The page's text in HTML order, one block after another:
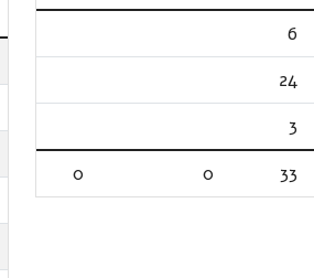
6
24
3
33
0
0